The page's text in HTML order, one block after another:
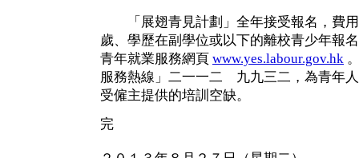
「展翅青見計劃」全年接受報名，費用
歲、學歷在副學位或以下的離校青少年報
青年就業服務網頁 www.yes.labour.gov.hk
服務熱線」二一一二 九九三二，為青年
受僱主提供的培訓空缺。
完